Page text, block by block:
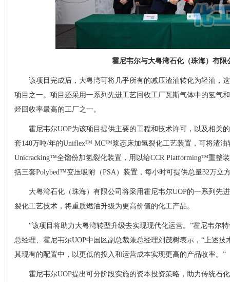
霍尼韦尔与大粤湾石化（珠海）有限
该项目完成后，大粤湾可将几乎所有的减压渣油转化为轻油，
项目之一。项目还采用一系列先进工艺回收工厂瓦斯气体中的氢气
烃回收率最高的工厂之一。
霍尼韦尔UOP为该项目提供主要的工程和技术许可，以及相关
套140万吨/年的Uniflex™ MC™浆态床加氢裂化工艺装置，可将渣油
Unicracking™全馏份加氢裂化装置，用以给CCR Platforming™重整
括三套Polybed™变压吸附（PSA）装置，每小时可提供总量32万立
大粤湾石化（珠海）有限公司将采用霍尼韦尔UOP的一系列
裂化工艺技术，将重质燃油升级为更高价值的化工产品。
“该项目将助力大粤湾转型升级去实现现代化运营。”霍尼韦尔
总经理、霍尼韦尔UOP中国区副总裁兼总经理刘茂树表示，“上述
其现有的配置中，以更低的投入和运营成本实现更高的产品收率。”
霍尼韦尔UOP提出可分阶段实施的资本投资策略，助力传统石